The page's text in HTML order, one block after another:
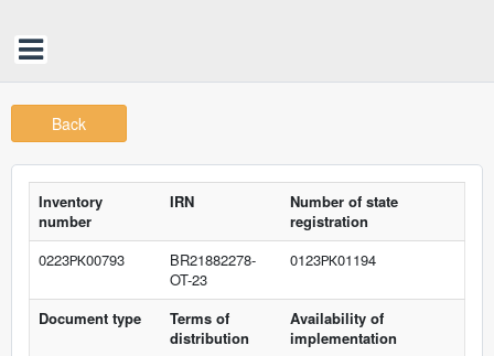
Back
Inventory
number
IRN
Number of state
registration
0223РК00793
BR21882278-
OT-23
0123РК01194
Document type
Terms of
distribution
Availability of
implementation